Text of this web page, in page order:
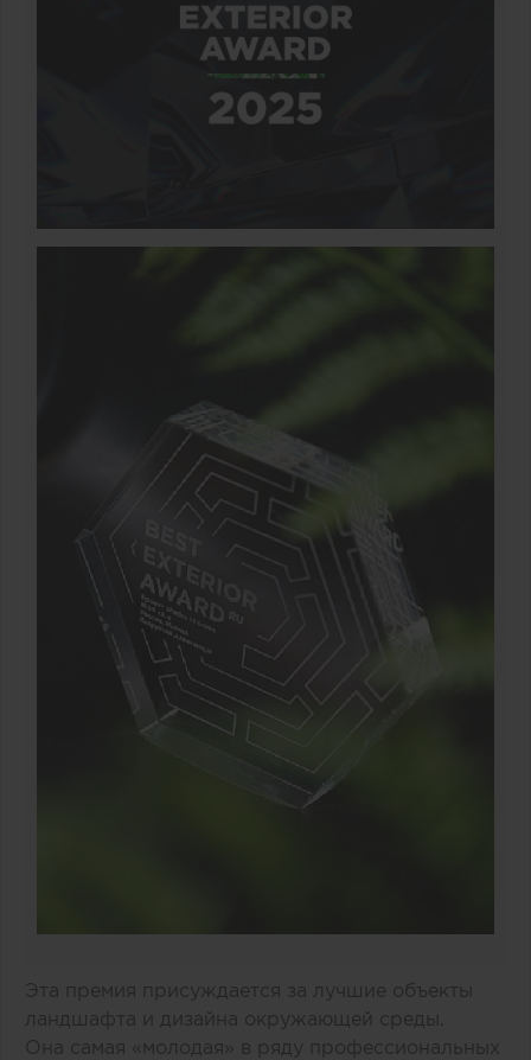
Эта премия присуждается за лучшие объекты
ландшафта и дизайна окружающей среды.
Она самая «молодая» в ряду профессиональных